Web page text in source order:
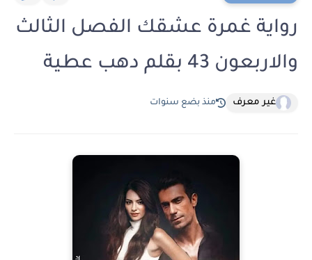
رواية غمرة عشقك الفصل الثالث
والاربعون 43 بقلم دهب عطية
غير معرف منذ بضع سنوات